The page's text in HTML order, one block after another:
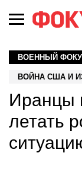
ВОЕННЫЙ
ВОЙНА США И
Иранцы
летать